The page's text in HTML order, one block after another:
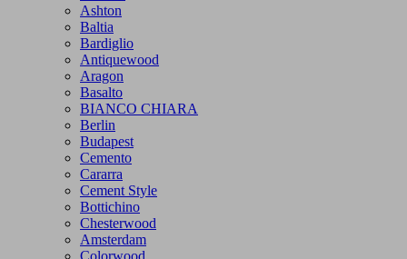
Ashton
Baltia
Bardiglio
Antiquewood
Aragon
Basalto
BIANCO CHIARA
Berlin
Budapest
Cemento
Cararra
Cement Style
Bottichino
Chesterwood
Amsterdam
Colorwood